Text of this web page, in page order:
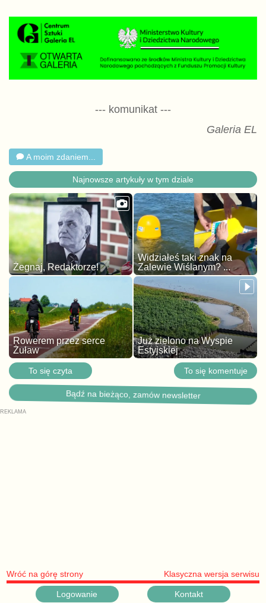
--- komunikat ---
Galeria EL
A moim zdaniem...
Najnowsze artykuły w tym dziale
Żegnaj, Redaktorze!
Widziałeś taki znak na
Zalewie Wiślanym? ...
Rowerem przez serce
Żuław
Już zielono na Wyspie
Estyjskiej
To się czyta To się komentuje
Bądź na bieżąco, zamów newsletter
Wróć na górę strony Klasyczna wersja serwisu
Logowanie Kontakt